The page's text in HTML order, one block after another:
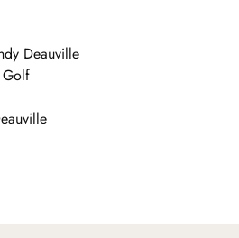
Deauville